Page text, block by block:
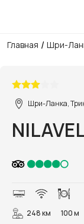
Главная / Шри-
Шри-Ланка,
248 км 100 м